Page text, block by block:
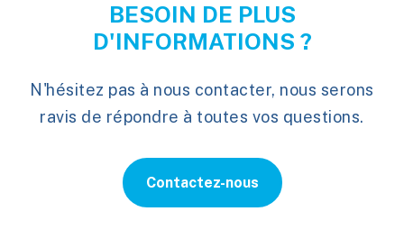
BESOIN DE PLUS
D'INFORMATIONS ?
N'hésitez pas à nous contacter, nous serons
ravis de répondre à toutes vos questions.
Contactez-nous